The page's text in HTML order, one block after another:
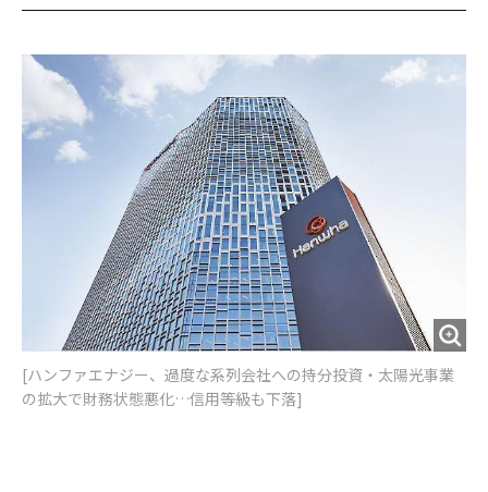
c
b
o
k
i
t
o
o
u
t
o
i
n
[ハンファエナジー、過度な系列会社への持分投資・太陽光事業
の拡大で財務状態悪化…信用等級も下落]